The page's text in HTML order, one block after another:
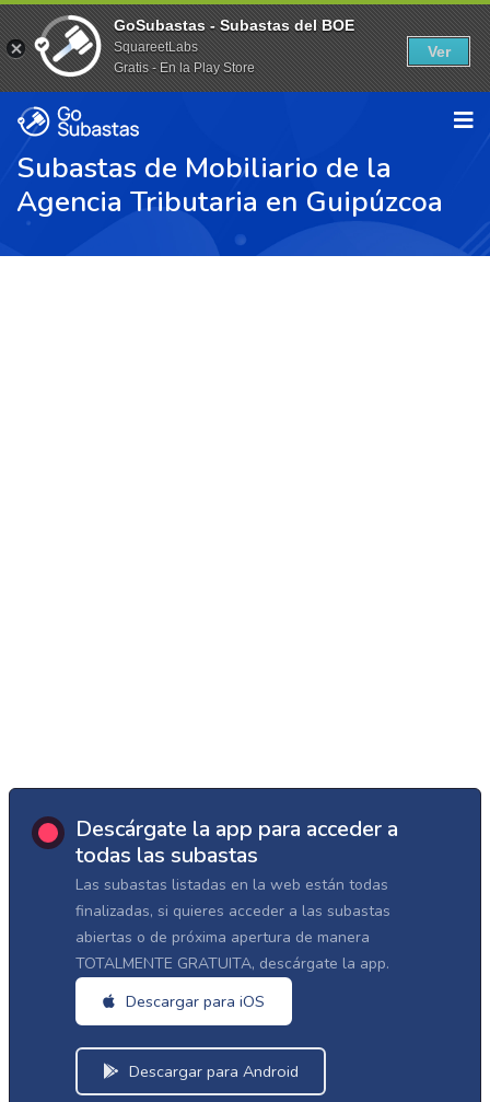
Subastas de Mobiliario de la
Agencia Tributaria en Guipúzcoa
Descárgate la app para acceder a
todas las subastas
Las subastas listadas en la web están todas
finalizadas, si quieres acceder a las subastas
abiertas o de próxima apertura de manera
TOTALMENTE GRATUITA, descárgate la app.
Descargar para iOS
Descargar para Android
GoSubastas - Subastas del BOE
SquareetLabs
Gratis - En la Play Store
Ver